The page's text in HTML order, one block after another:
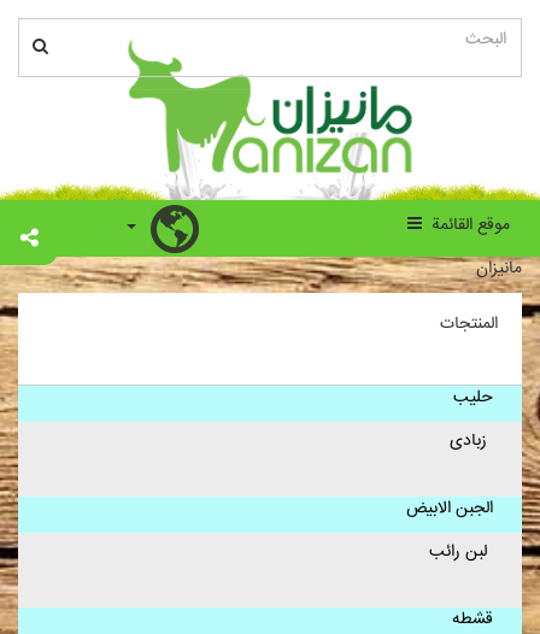
موقع القائمة
مانیزان
المنتجات
حلیب
زبادی
الجبن الابیض
لبن رائب
قشطه